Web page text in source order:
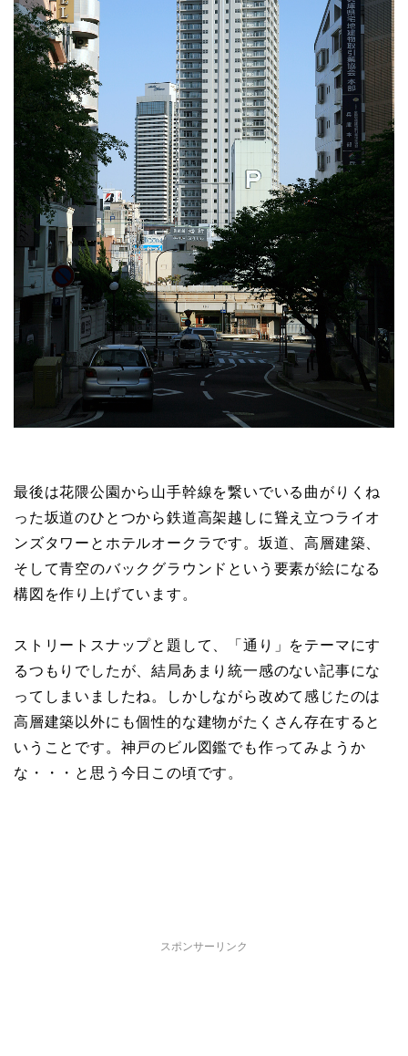
最後は花隈公園から山手幹線を繋いでいる曲がりくね
った坂道のひとつから鉄道高架越しに聳え立つライオ
ンズタワーとホテルオークラです。坂道、高層建築、
そして青空のバックグラウンドという要素が絵になる
構図を作り上げています。
ストリートスナップと題して、「通り」をテーマにす
るつもりでしたが、結局あまり統一感のない記事にな
ってしまいましたね。しかしながら改めて感じたのは
高層建築以外にも個性的な建物がたくさん存在すると
いうことです。神戸のビル図鑑でも作ってみようか
な・・・と思う今日この頃です。
スポンサーリンク